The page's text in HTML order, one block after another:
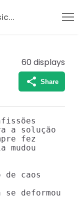
60 displays
Share
a solução
fez
mudou
de caos
deformou